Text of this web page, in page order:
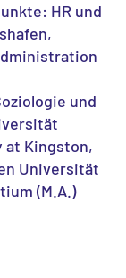
HR und
und
at Kingston,
Universität
(M.A.)